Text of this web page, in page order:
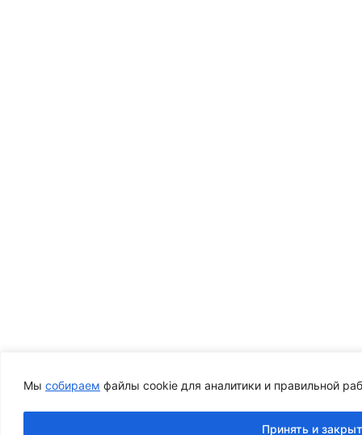
Мы собираем файлы cookie для аналитики и правильной
Принять и